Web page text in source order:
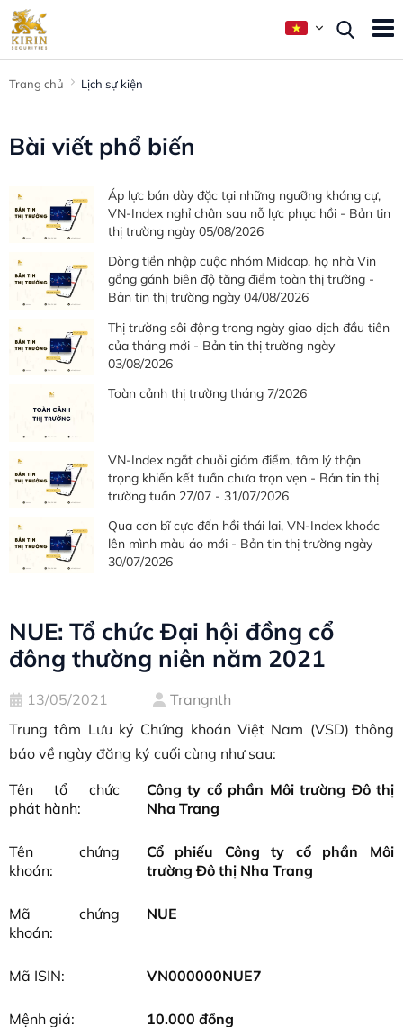
Trang chủ Lịch sự kiện
NUE: Tổ chức Đại hội đồng cổ
đông thường niên năm 2021
13/05/2021
Trangnth
Trung tâm Lưu ký Chứng khoán Việt Nam (VSD) thông
báo về ngày đăng ký cuối cùng như sau:
Tên tổ chức
phát hành:
Công ty cổ phần Môi trường Đô thị
Nha Trang
Tên chứng
khoán:
Cổ phiếu Công ty cổ phần Môi
trường Đô thị Nha Trang
Mã chứng
khoán:
NUE
Mã ISIN: VN000000NUE7
Mệnh giá: 10.000 đồng
Bài viết phổ biến
Áp lực bán dày đặc tại những ngưỡng kháng cự,
VN-Index nghỉ chân sau nỗ lực phục hồi - Bản tin
thị trường ngày 05/08/2026
Dòng tiền nhập cuộc nhóm Midcap, họ nhà Vin
gồng gánh biên độ tăng điểm toàn thị trường -
Bản tin thị trường ngày 04/08/2026
Thị trường sôi động trong ngày giao dịch đầu tiên
của tháng mới - Bản tin thị trường ngày
03/08/2026
Toàn cảnh thị trường tháng 7/2026
VN-Index ngắt chuỗi giảm điểm, tâm lý thận
trọng khiến kết tuần chưa trọn vẹn - Bản tin thị
trường tuần 27/07 - 31/07/2026
Qua cơn bĩ cực đến hồi thái lai, VN-Index khoác
lên mình màu áo mới - Bản tin thị trường ngày
30/07/2026